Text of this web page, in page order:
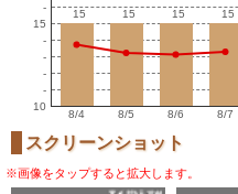
-
15
-
-
-
-
10
15
15 15
15 15
15 15
15
8/4 8/5 8/6 8/7
スクリーンショット
※画像をタップすると拡大します。